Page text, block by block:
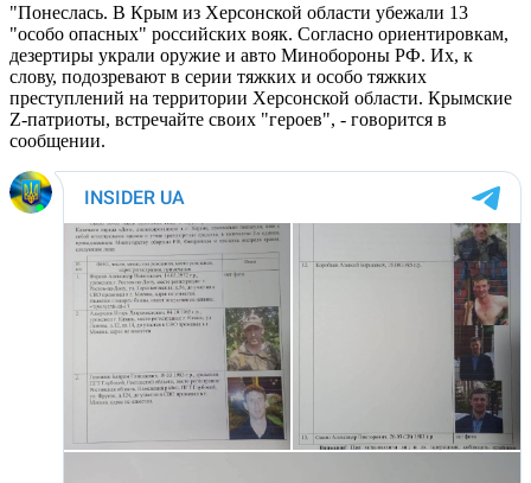
"Понеслась. В Крым из Херсонской области убежали 13
"особо опасных" российских вояк. Согласно ориентировкам,
дезертиры украли оружие и авто Минобороны РФ. Их, к
слову, подозревают в серии тяжких и особо тяжких
преступлений на территории Херсонской области. Крымские
Z-патриоты, встречайте своих "героев", - говорится в
сообщении.